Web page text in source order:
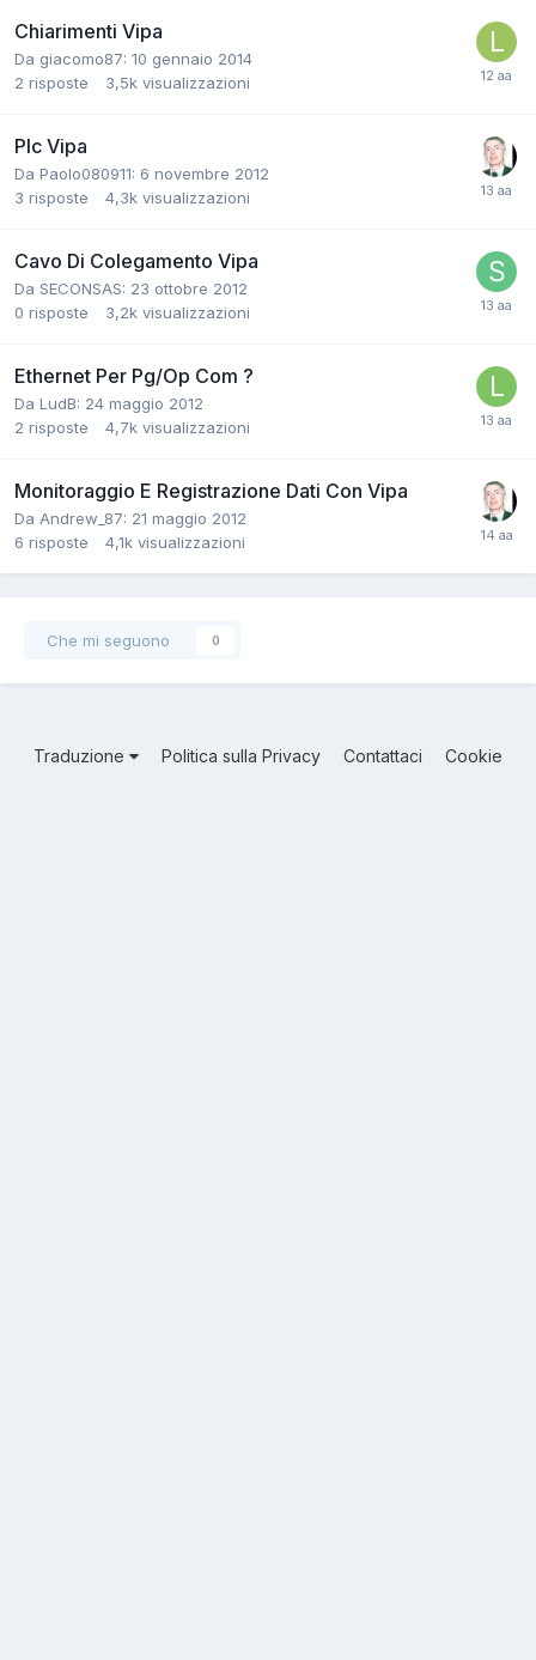
Chiarimenti Vipa
Da giacomo87: 10 gennaio 2014
2 risposte 3,5k visualizzazioni
Plc Vipa
Da Paolo080911: 6 novembre 2012
3 risposte 4,3k visualizzazioni
Cavo Di Colegamento Vipa
Da SECONSAS: 23 ottobre 2012
0 risposte 3,2k visualizzazioni
Ethernet Per Pg/Op Com ?
Da LudB: 24 maggio 2012
2 risposte 4,7k visualizzazioni
Monitoraggio E Registrazione Dati Con Vipa
Da Andrew_87: 21 maggio 2012
6 risposte 4,1k visualizzazioni
Che mi seguono 0
Traduzione Politica sulla Privacy Contattaci Cookie